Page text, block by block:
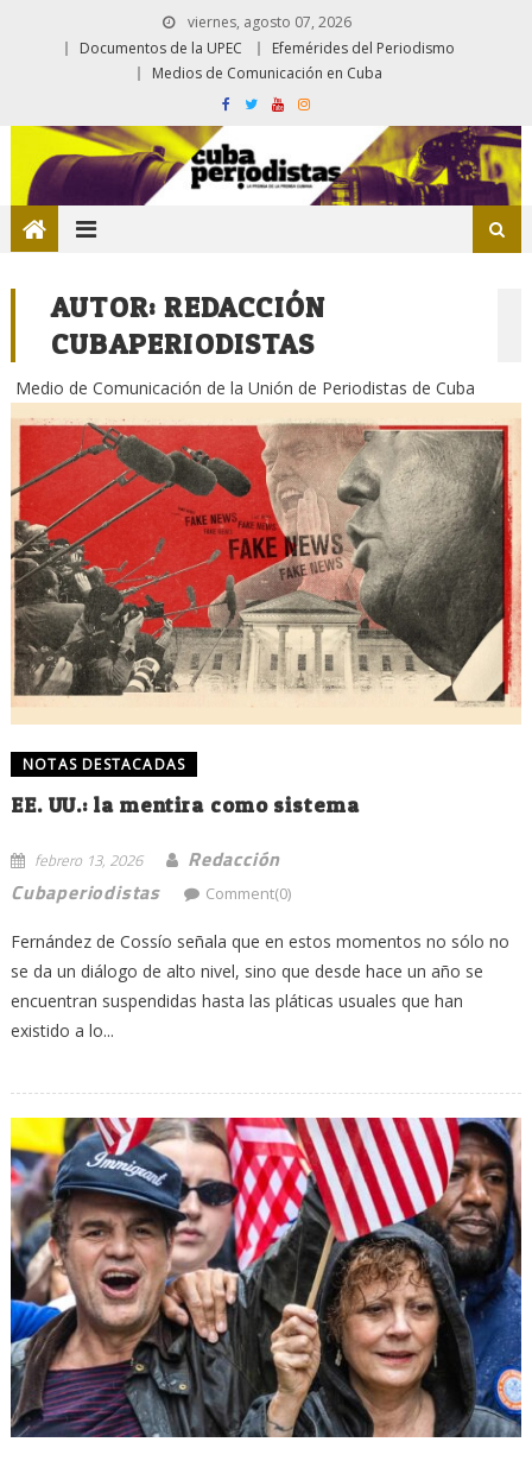
viernes, agosto 07, 2026
Documentos de la UPEC
Efemérides del Periodismo
Medios de Comunicación en Cuba
AUTOR:REDACCIÓN
CUBAPERIODISTAS
Medio de Comunicación de la Unión de Periodistas de Cuba
NOTAS DESTACADAS
EE. UU.: la mentira como sistema
febrero 13, 2026
Redacción
Cubaperiodistas
Comment(0)
Fernández de Cossío señala que en estos momentos no sólo no
se da un diálogo de alto nivel, sino que desde hace un año se
encuentran suspendidas hasta las pláticas usuales que han
existido a lo...